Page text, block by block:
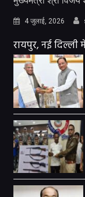
4 जुलाई, 2026
रायपुर, नई